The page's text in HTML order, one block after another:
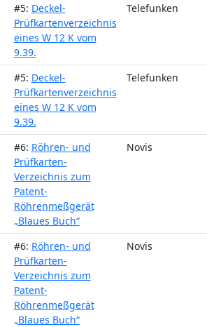
#5: Deckel-
Prüfkartenverzeichnis
eines W 12 K vom
9.39.
Telefunken
#5: Deckel-
Prüfkartenverzeichnis
eines W 12 K vom
9.39.
Telefunken
#6: Röhren- und
Prüfkarten-
Verzeichnis zum
Patent-
Röhrenmeßgerät
„Blaues Buch“
Novis
#6: Röhren- und
Prüfkarten-
Verzeichnis zum
Patent-
Röhrenmeßgerät
„Blaues Buch“
Novis